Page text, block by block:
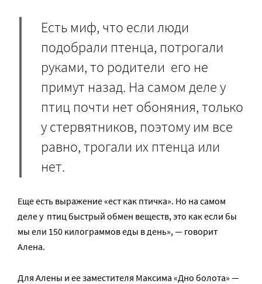
Есть миф, что если люди
подобрали птенца, потрогали
руками, то родители его не
примут назад. На самом деле у
птиц почти нет обоняния, только
у стервятников, поэтому им все
равно, трогали их птенца или
нет.
Еще есть выражение «ест как птичка». Но на самом
деле у птиц быстрый обмен веществ, это как если бы
мы ели 150 килограммов еды в день», — говорит
Алена.
Для Алены и ее заместителя Максима «Дно болота» —